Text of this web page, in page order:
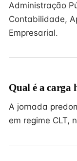
Administração
Contabilidade,
Empresarial.
Qual é a
A jornada
em regime CLT,